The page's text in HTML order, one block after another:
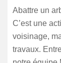
Abattre un
C’est une
voisinage,
travaux.